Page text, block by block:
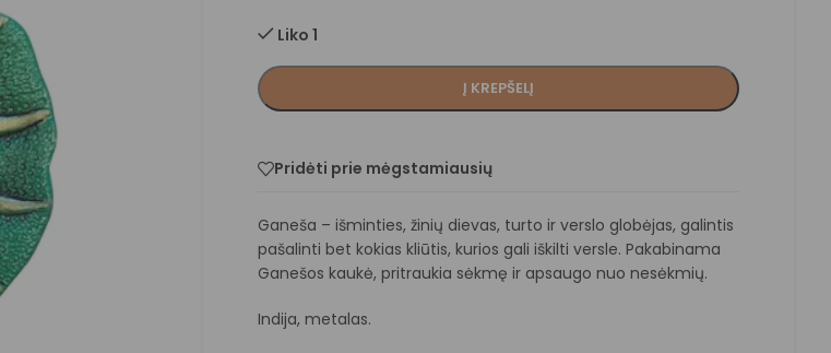
Liko 1
Į KREPŠELĮ
Pridėti prie mėgstamiausių
Ganeša – išminties, žinių dievas, turto ir verslo globėjas, galintis
pašalinti bet kokias kliūtis, kurios gali iškilti versle. Pakabinama
Ganešos kaukė, pritraukia sėkmę ir apsaugo nuo nesėkmių.
Indija, metalas.